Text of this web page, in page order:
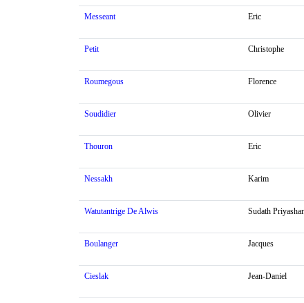
Messeant Eric
Petit Christophe
Roumegous Florence
Soudidier Olivier
Thouron Eric
Nessakh Karim
Watutantrige De Alwis Sudath
Boulanger Jacques
Cieslak Jean-Daniel